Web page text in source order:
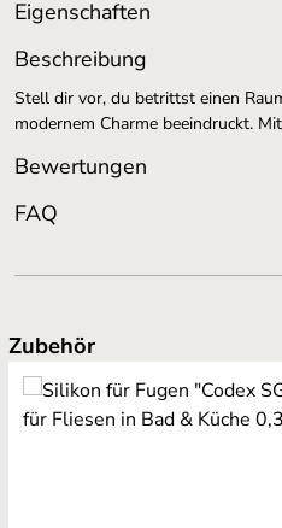
Eigenschaften
Beschreibung
Stell dir vor, du betrittst einen
modernem Charme beeindruckt.
Bewertungen
FAQ
Produktgalerie überspringen
Zubehör